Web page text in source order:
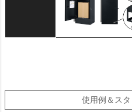
使用例＆ス